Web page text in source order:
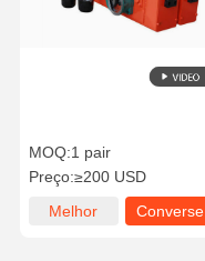
MOQ:1 pair
Preço:≥200 USD
Melhor
Converse